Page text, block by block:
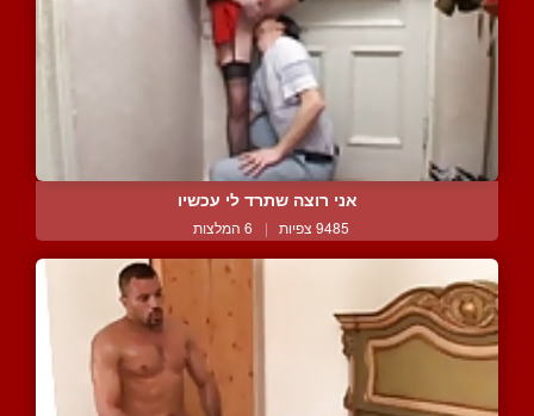
אני רוצה שתרד לי עכשיו
9485 צפיות | 6 המלצות